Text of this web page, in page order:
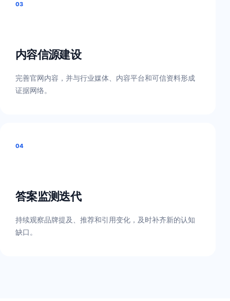
03
内容信源建设
完善官网内容，并与行业媒体、内容平台和可信资料形成
证据网络。
04
答案监测迭代
持续观察品牌提及、推荐和引用变化，及时补齐新的认知
缺口。